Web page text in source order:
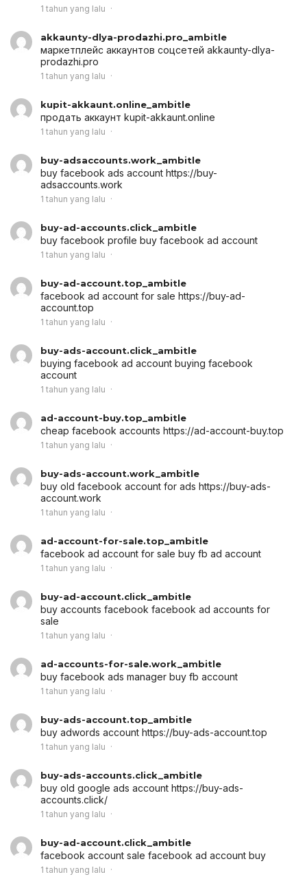
1 tahun yang lalu
akkaunty-dlya-prodazhi.pro_ambitle
маркетплейс аккаунтов соцсетей akkaunty-dlya-
prodazhi.pro
1 tahun yang lalu
kupit-akkaunt.online_ambitle
продать аккаунт kupit-akkaunt.online
1 tahun yang lalu
buy-adsaccounts.work_ambitle
buy facebook ads account https://buy-
adsaccounts.work
1 tahun yang lalu
buy-ad-accounts.click_ambitle
buy facebook profile buy facebook ad account
1 tahun yang lalu
buy-ad-account.top_ambitle
facebook ad account for sale https://buy-ad-
account.top
1 tahun yang lalu
buy-ads-account.click_ambitle
buying facebook ad account buying facebook
account
1 tahun yang lalu
ad-account-buy.top_ambitle
cheap facebook accounts https://ad-account-buy.top
1 tahun yang lalu
buy-ads-account.work_ambitle
buy old facebook account for ads https://buy-ads-
account.work
1 tahun yang lalu
ad-account-for-sale.top_ambitle
facebook ad account for sale buy fb ad account
1 tahun yang lalu
buy-ad-account.click_ambitle
buy accounts facebook facebook ad accounts for
sale
1 tahun yang lalu
ad-accounts-for-sale.work_ambitle
buy facebook ads manager buy fb account
1 tahun yang lalu
buy-ads-account.top_ambitle
buy adwords account https://buy-ads-account.top
1 tahun yang lalu
buy-ads-accounts.click_ambitle
buy old google ads account https://buy-ads-
accounts.click/
1 tahun yang lalu
buy-ad-account.click_ambitle
facebook account sale facebook ad account buy
1 tahun yang lalu